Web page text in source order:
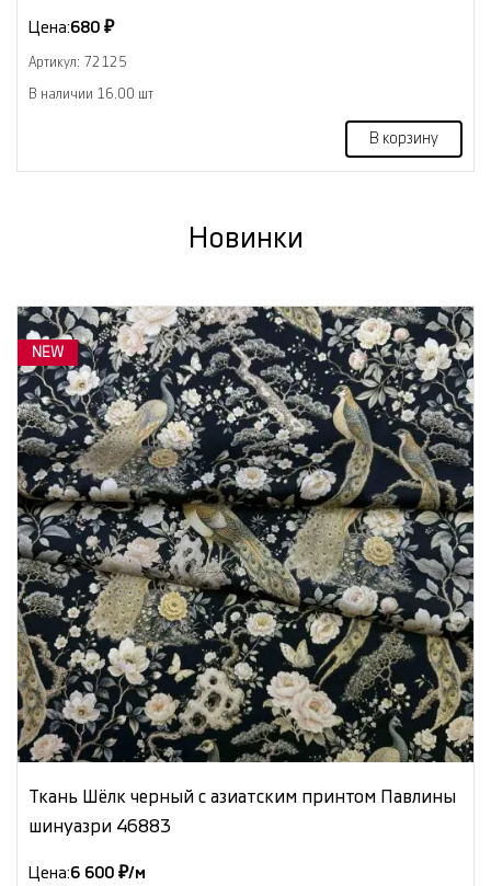
Цена:680 ₽
Артикул: 72125
В наличии 16.00 шт
В корзину
Новинки
NEW
Ткань Шёлк черный с азиатским принтом Павлины
шинуазри 46883
Цена:6 600 ₽/м